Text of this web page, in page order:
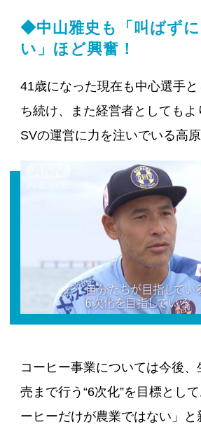
◆中山雅史も「叫ばず
い」ほど興奮！
41歳になった現在も中心選手
ち続け、また経営者としてもよ
SVの運営に力を注いでいる高原
コーヒー事業については今後、
売まで行う“6次化”を目標とし
ーヒーだけが農業ではない」と